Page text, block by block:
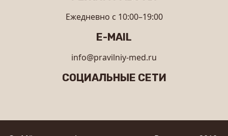
Ежедневно с 10:00–19:00
E-MAIL
info@pravilniy-med.ru
СОЦИАЛЬНЫЕ СЕТИ